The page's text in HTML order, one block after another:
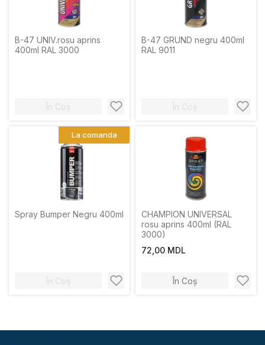
B-47 UNIV.rosu aprins
400ml RAL 3000
În Coș
B-47 GRUND negru 400ml
RAL 9011
În Coș
Spray Bumper Negru 400ml
În Coș
La comanda
CHAMPION UNIVERSAL
rosu aprins 400ml (RAL
3000)
72,00 MDL
În Coș